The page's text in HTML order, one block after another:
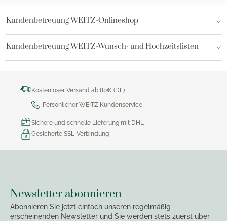
Kundenbetreuung WEITZ-Onlineshop
Kundenbetreuung WEITZ-Wunsch- und Hochzeitslisten
Kostenloser Versand ab 80€ (DE)
Persönlicher WEITZ Kundenservice
Sichere und schnelle Lieferung mit DHL
Gesicherte SSL-Verbindung
Newsletter abonnieren
Abonnieren Sie jetzt einfach unseren regelmäßig
erscheinenden Newsletter und Sie werden stets zuerst über